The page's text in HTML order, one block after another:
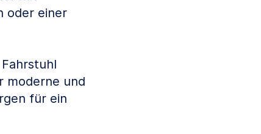
oder einer
moderne und
für ein